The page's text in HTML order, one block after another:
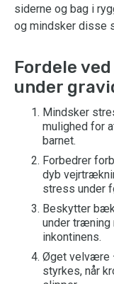
siderne og bag i
og mindsker disse
Fordele
under
Mindsker
mulighed for
barnet.
Forbedrer
dyb
stress under
Beskytter
under træning
inkontinens.
Øget velvære
styrkes, når